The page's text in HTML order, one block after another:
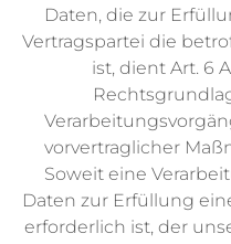
Daten, die zur
Vertragspartei die
ist, dient Art. 6
vorvertraglicher
Soweit eine
Daten zur Erfüllung
erforderlich ist, der